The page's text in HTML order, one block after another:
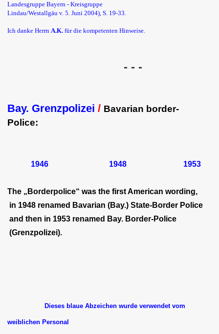
Landesgruppe Bayern - Kreisgruppe
Lindau/Westallgäu v. 5. Juni 2004), S. 19-33.
Ich danke Herrn A.K. für die kompetenten Hinweise.
- - -
Bay. Grenzpolizei / Bavarian border-
Police:
1946 1948 1953
The „Borderpolice“ was the first American wording,
in 1948 renamed Bavarian (Bay.) State-Border Police
and then in 1953 renamed Bay. Border-Police
(Grenzpolizei).
Dieses blaue Abzeichen wurde verwendet vom
weiblichen Personal